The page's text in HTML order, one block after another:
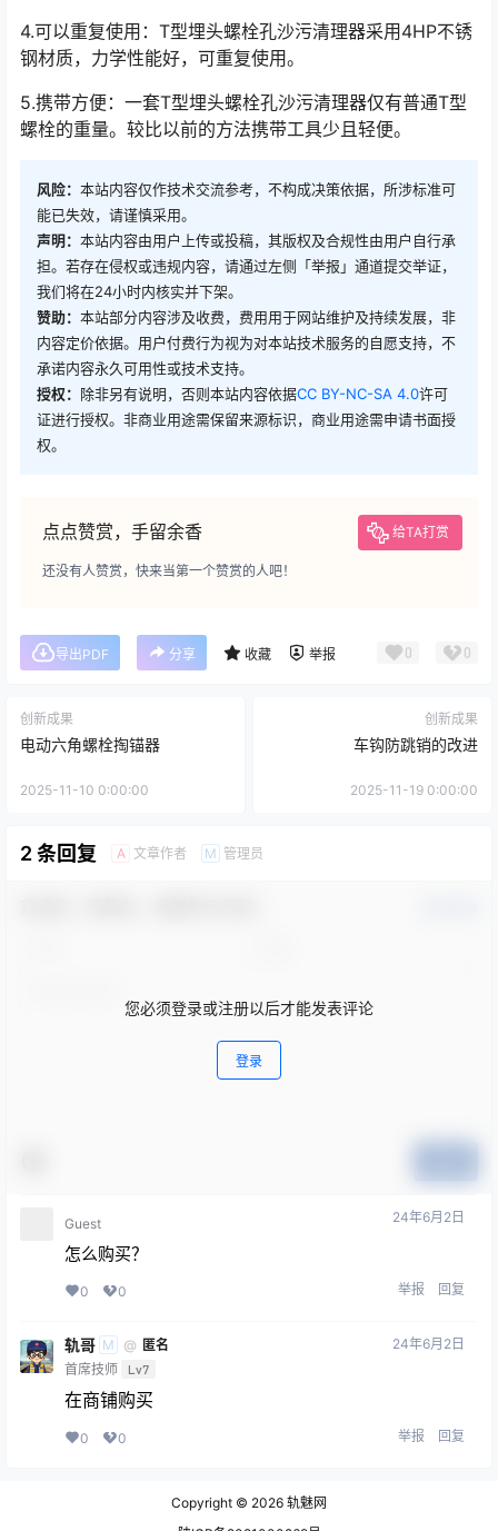
4.可以重复使用：T型埋头螺栓孔沙污清理器采用4HP不锈
钢材质，力学性能好，可重复使用。
5.携带方便：一套T型埋头螺栓孔沙污清理器仅有普通T型
螺栓的重量。较比以前的方法携带工具少且轻便。
风险： 本站内容仅作技术交流参考，不构成决策依据，所涉标准可
能已失效，请谨慎采用。
声明： 本站内容由用户上传或投稿，其版权及合规性由用户自行承
担。若存在侵权或违规内容，请通过左侧「举报」通道提交举证，
我们将在24小时内核实并下架。
赞助： 本站部分内容涉及收费，费用用于网站维护及持续发展，非
内容定价依据。用户付费行为视为对本站技术服务的自愿支持，不
承诺内容永久可用性或技术支持。
授权： 除非另有说明，否则本站内容依据CC BY-NC-SA 4.0许可
证进行授权。非商业用途需保留来源标识，商业用途需申请书面授
权。
点点赞赏，手留余香 给TA打赏
还没有人赞赏，快来当第一个赞赏的人吧！
导出PDF 分享 收藏 举报 0 0
创新成果
电动六角螺栓掏锚器
2025-11-10 0:00:00
创新成果
车钩防跳销的改进
2025-11-19 0:00:00
2 条回复 A 文章作者 M 管理员
您必须登录或注册以后才能发表评论
登录
Guest 24年6月2日
怎么购买？
0 0 举报 回复
轨哥 M @ 匿名
首席技师 Lv7
24年6月2日
在商铺购买
0 0 举报 回复
Copyright © 2026 轨魅网